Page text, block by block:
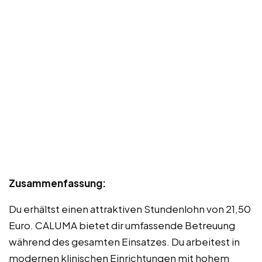
Zusammenfassung:
Du erhältst einen attraktiven Stundenlohn von 21,50
Euro. CALUMA bietet dir umfassende Betreuung
während des gesamten Einsatzes. Du arbeitest in
modernen klinischen Einrichtungen mit hohem